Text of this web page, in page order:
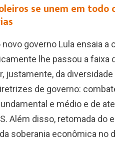
se unem em todo
governo Lula ensaia a
lhe passou a faixa
justamente, da
de governo:
e médio e de
Além disso, retomada do
soberania econômica no